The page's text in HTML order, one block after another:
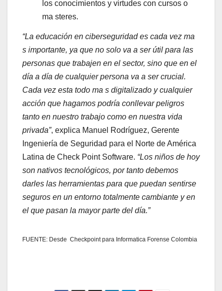
los conocimientos y virtudes con cursos o
ma steres.
“La educación en ciberseguridad es cada vez ma
s importante, ya que no solo va a ser útil para las
personas que trabajen en el sector, sino que en el
día a día de cualquier persona va a ser crucial.
Cada vez esta todo ma s digitalizado y cualquier
acción que hagamos podría conllevar peligros
tanto en nuestro trabajo como en nuestra vida
privada”, explica Manuel Rodríguez, Gerente
Ingeniería de Seguridad para el Norte de América
Latina de Check Point Software. “Los niños de hoy
son nativos tecnológicos, por tanto debemos
darles las herramientas para que puedan sentirse
seguros en un entorno totalmente cambiante y en
el que pasan la mayor parte del día.”
FUENTE: Desde Checkpoint para Informatica Forense Colombia